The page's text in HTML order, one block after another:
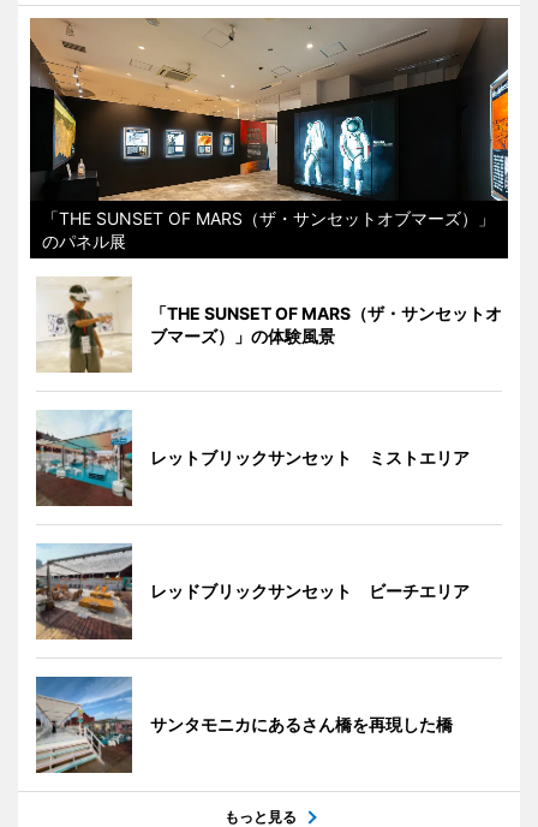
「THE SUNSET OF MARS（ザ・サンセットオブマーズ）」
のパネル展
「THE SUNSET OF MARS（ザ・サンセットオ
ブマーズ）」の体験風景
レットブリックサンセット ミストエリア
レッドブリックサンセット ビーチエリア
サンタモニカにあるさん橋を再現した橋
もっと見る